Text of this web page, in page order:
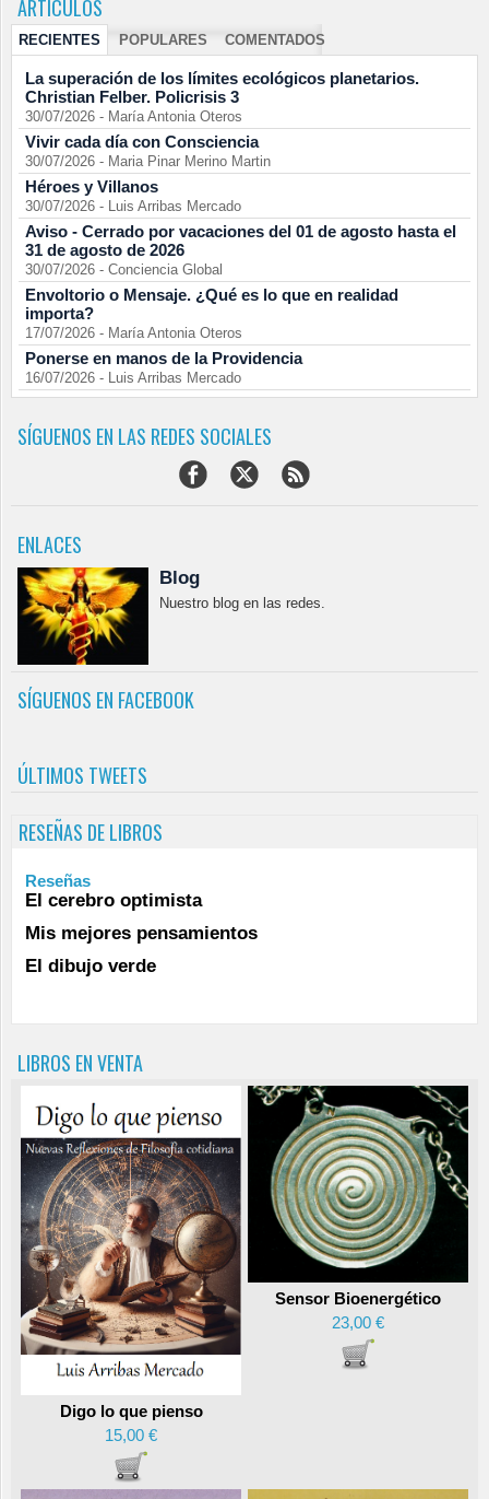
ARTÍCULOS
RECIENTES POPULARES COMENTADOS
La superación de los límites ecológicos planetarios.
Christian Felber. Policrisis 3
30/07/2026 - María Antonia Oteros
Vivir cada día con Consciencia
30/07/2026 - Maria Pinar Merino Martin
Héroes y Villanos
30/07/2026 - Luis Arribas Mercado
Aviso - Cerrado por vacaciones del 01 de agosto hasta el
31 de agosto de 2026
30/07/2026 - Conciencia Global
Envoltorio o Mensaje. ¿Qué es lo que en realidad
importa?
17/07/2026 - María Antonia Oteros
Ponerse en manos de la Providencia
16/07/2026 - Luis Arribas Mercado
SÍGUENOS EN LAS REDES SOCIALES
ENLACES
Blog
Nuestro blog en las redes.
SÍGUENOS EN FACEBOOK
ÚLTIMOS TWEETS
RESEÑAS DE LIBROS
Reseñas
El cerebro optimista
Mis mejores pensamientos
El dibujo verde
LIBROS EN VENTA
Digo lo que pienso
15,00 €
Sensor Bioenergético
23,00 €